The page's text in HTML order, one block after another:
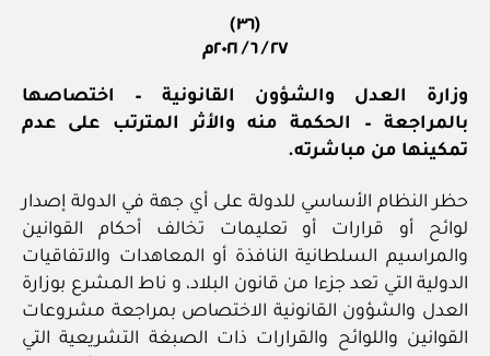
(٣٦)
٢٧ / ٦ / ٢٠٢١م
وزارة العدل والشؤون القانونية – اختصاصها
بالمراجعة – الحكمة منه والأثر المترتب على عدم
تمكينها من مباشرته.
حظر النظام الأساسي للدولة على أي جهة في الدولة إصدار
لوائح أو قرارات أو تعليمات تخالف أحكام القوانين
والمراسيم السلطانية النافذة أو المعاهدات والاتفاقيات
الدولية التي تعد جزءا من قانون البلاد، و ناط المشرع بوزارة
العدل والشؤون القانونية الاختصاص بمراجعة مشروعات
القوانين واللوائح والقرارات ذات الصبغة التشريعية التي